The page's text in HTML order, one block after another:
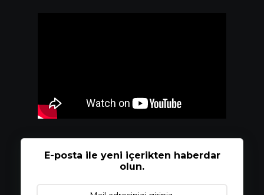
E-posta ile yeni içerikten haberdar
olun.